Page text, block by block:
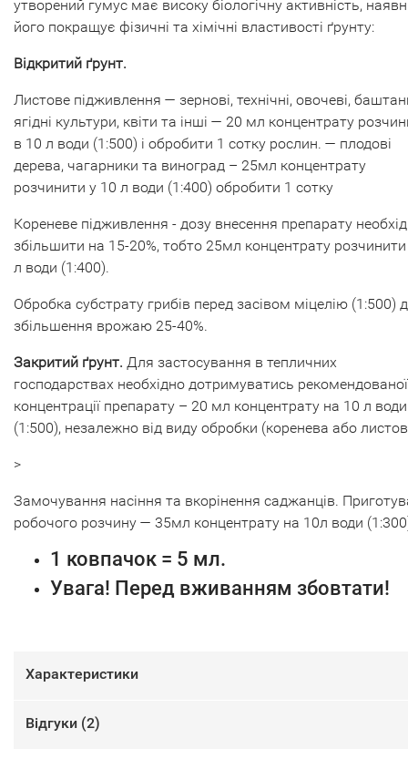
утворений гумус має високу біологічну активність,
його покращує фізичні та хімічні властивості ґрунту:
Відкритий ґрунт.
Листове підживлення — зернові, технічні, овочеві,
ягідні культури, квіти та інші — 20 мл концентрату
в 10 л води (1:500) і обробити 1 сотку рослин. — плодові
дерева, чагарники та виноград – 25мл концентрату
розчинити у 10 л води (1:400) обробити 1 сотку
Кореневе підживлення - дозу внесення препарату
збільшити на 15-20%, тобто 25мл концентрату
л води (1:400).
Обробка субстрату грибів перед засівом міцелію (1:500)
збільшення врожаю 25-40%.
Закритий ґрунт. Для застосування в тепличних
господарствах необхідно дотримуватись рекомендованої
концентрації препарату – 20 мл концентрату на 10 л води
(1:500), незалежно від виду обробки (коренева або
>
Замочування насіння та вкорінення саджанців.
робочого розчину — 35мл концентрату на 10л води
1 ковпачок = 5 мл.
Увага! Перед вживанням збовтати!
Характеристики
Відгуки (2)